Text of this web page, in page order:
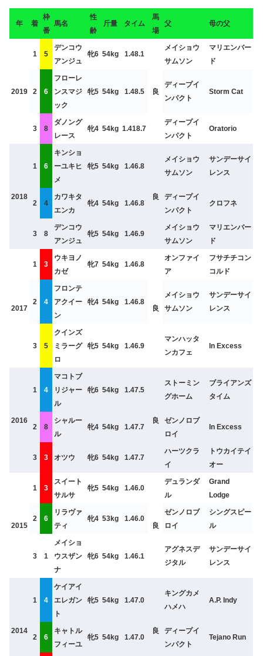
年 着
枠
番
馬名
性
齢
斤量 タイム
馬
場
父 母の父
2019
1 5
デンコウ
アンジュ
牝6 54kg 1.48.1
良
メイショウ
サムソン
マリエンバー
ド
2 6
フローレ
ンスマジ
ック
牝5 54kg 1.48.5
ディープイ
ンパクト
Storm Cat
3 8
ダノング
レース
牝4 54kg 1.418.7
ディープイ
ンパクト
Oratorio
2018
1 6
キンショ
ーユキヒ
メ
牝5 54kg 1.46.8
良
メイショウ
サムソン
サンデーサイ
レンス
2 4
カワキタ
エンカ
牝4 54kg 1.46.8
ディープイ
ンパクト
クロフネ
3 8
デンコウ
アンジュ
牝5 54kg 1.46.9
メイショウ
サムソン
マリエンバー
ド
2017
1 3
ウキヨノ
カゼ
牝7 54kg 1.46.8
良
オンファイ
ア
フサチチコン
コルド
2 4
フロンテ
アクイー
ン
牝4 54kg 1.46.8
メイショウ
サムソン
サンデーサイ
レンス
3 5
クインズ
ミラーグ
ロ
牝5 54kg 1.46.9
マンハッタ
ンカフェ
In Excess
2016
1 4
マコトブ
リジャー
ル
牝6 54kg 1.47.5
良
ストーミン
グホーム
ブライアンズ
タイム
2 8
シャルー
ル
牝4 54kg 1.47.7
ゼンノロブ
ロイ
In Excess
3 3 オツウ 牝6 54kg 1.47.7
ハーツクラ
イ
トウカイテイ
オー
2015
1 3
スイート
サルサ
牝5 54kg 1.46.0
良
デュランダ
ル
Grand
Lodge
2 6
リラヴァ
ティ
牝4 53kg 1.46.0
ゼンノロブ
ロイ
シングスピー
ル
3 1
メイショ
ウスザン
ナ
牝6 54kg 1.46.1
アグネスデ
ジタル
サンデーサイ
レンス
2014
1 4
ケイアイ
エレガン
ト
牝5 54kg 1.47.0
良
キングカメ
ハメハ
A.P. Indy
2 6
キャトル
フィーユ
牝5 54kg 1.47.0
ディープイ
ンパクト
Tejano Run